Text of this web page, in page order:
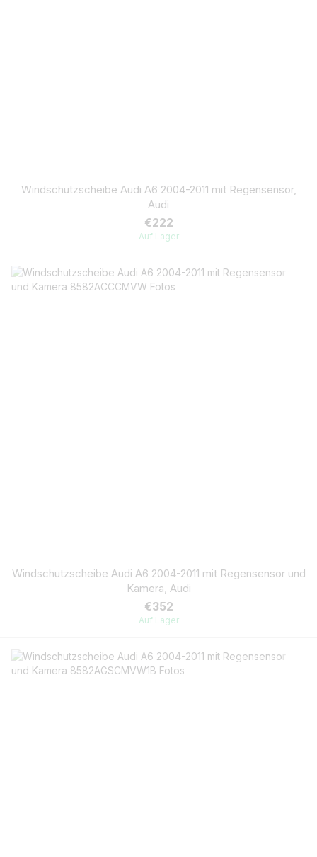
Windschutzscheibe Audi A6 2004-2011 mit Regensensor,
Audi
€222
Auf Lager
Windschutzscheibe Audi A6 2004-2011 mit Regensensor und
Kamera, Audi
€352
Auf Lager